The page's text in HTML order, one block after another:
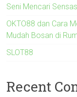
Seni Mencari
OKTO88 dan Cara
Mudah Bosan di
SLOT88
Recent